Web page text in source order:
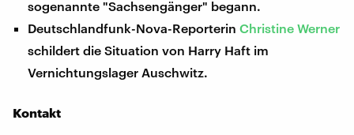
sogenannte "Sachsengänger" begann.
Deutschlandfunk-Nova-ReporterinChristine Werner
schildert die Situation von Harry Haft im
Vernichtungslager Auschwitz.
Kontakt